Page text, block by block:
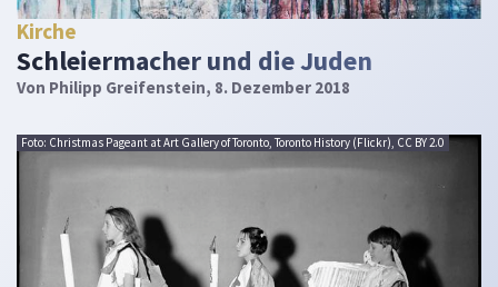
Kirche
Schleiermacher und die Juden
Von Philipp Greifenstein, 8. Dezember 2018
Foto: Christmas Pageant at Art Gallery of Toronto, Toronto History (Flickr), CC BY 2.0